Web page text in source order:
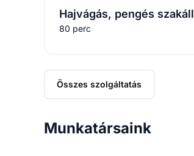
Hajvágás, pengés szakáll
80 perc
Összes szolgáltatás
Munkatársaink